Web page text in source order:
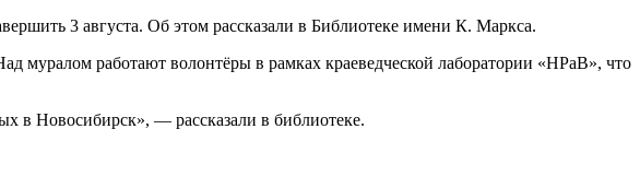
3 августа. Об этом рассказали в Библиотеке имени К. Маркса.
муралом работают волонтёры в рамках краеведческой лаборатории «НРаВ», что
в Новосибирск», — рассказали в библиотеке.